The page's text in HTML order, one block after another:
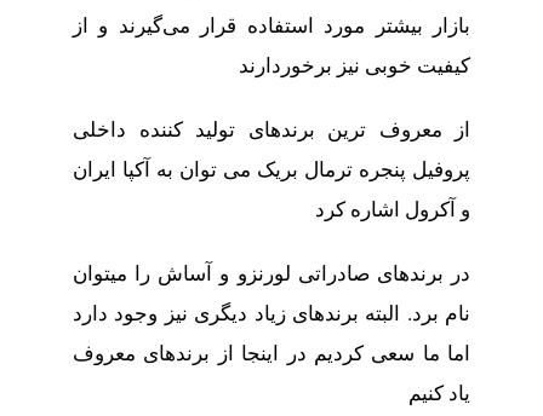
بازار بیشتر مورد استفاده قرار می‌گیرند و از
کیفیت خوبی نیز برخوردارند
از معروف ترین برندهای تولید کننده داخلی
پروفیل پنجره ترمال بریک می توان به آکپا ایران
و آکرول اشاره کرد
در برندهای صادراتی لورنزو و آساش را میتوان
نام برد. البته برندهای زیاد دیگری نیز وجود دارد
اما ما سعی کردیم در اینجا از برندهای معروف
یاد کنیم